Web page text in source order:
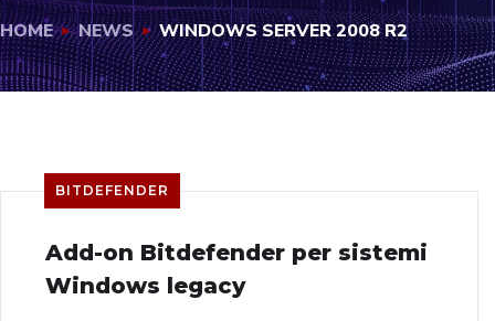
HOME NEWS WINDOWS SERVER 2008 R2
BITDEFENDER
Add-on Bitdefender per sistemi
Windows legacy